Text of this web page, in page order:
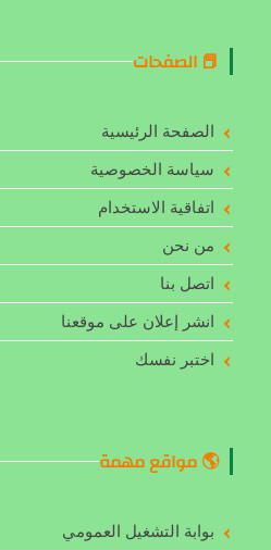
📕 الصفحات
الصفحة الرئيسية
سياسة الخصوصية
اتفاقية الاستخدام
من نحن
اتصل بنا
انشر إعلان على موقعنا
اختبر نفسك
🌎 مواقع مهمة
بوابة التشغيل العمومي